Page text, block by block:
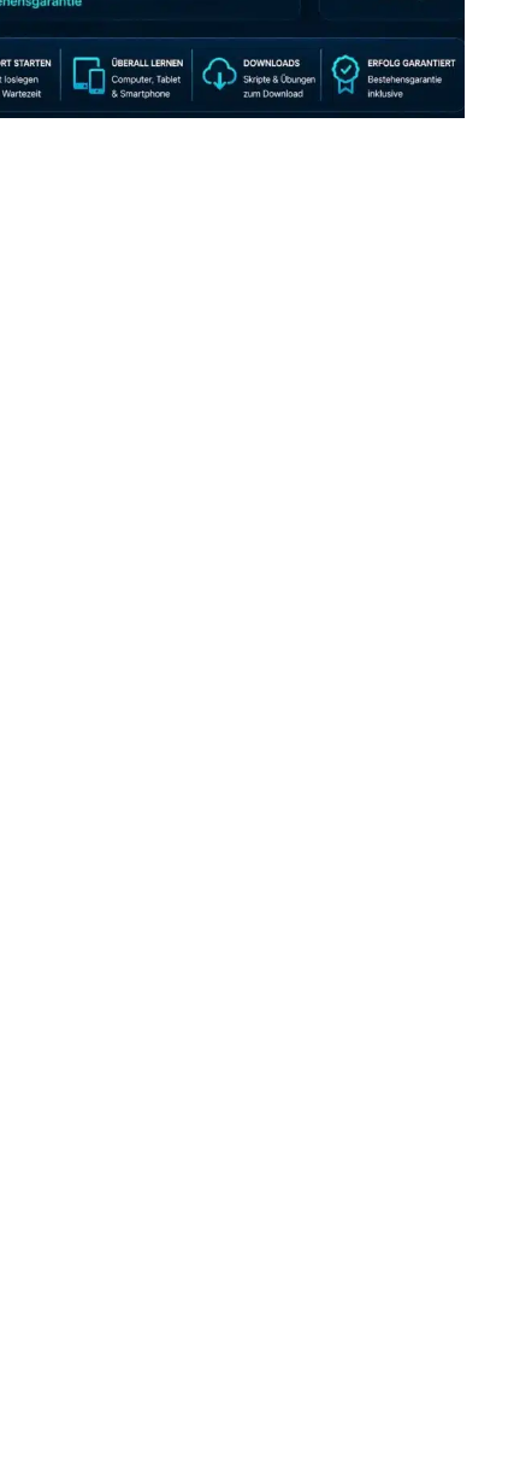
JETZT AB 7,40 EUR/MONAT PERFEKT LERNEN